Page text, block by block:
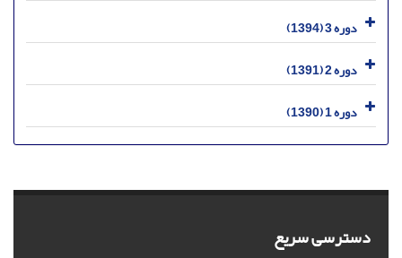
دوره 3 (1394)
دوره 2 (1391)
دوره 1 (1390)
دسترسی سریع